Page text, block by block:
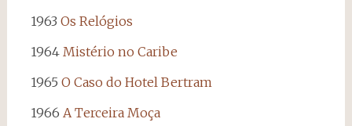
1963 Os Relógios
1964 Mistério no Caribe
1965 O Caso do Hotel Bertram
1966 A Terceira Moça